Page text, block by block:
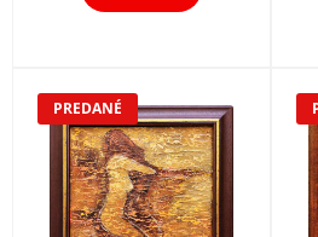
PREDANÉ